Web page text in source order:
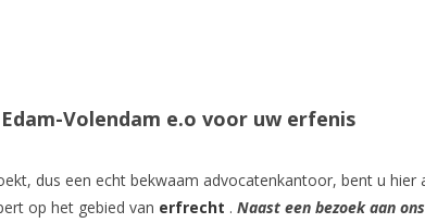
Volendam e.o voor uw erfenis
dus een echt bekwaam advocatenkantoor, bent u hier
op het gebied van erfrecht . Naast een bezoek aan ons